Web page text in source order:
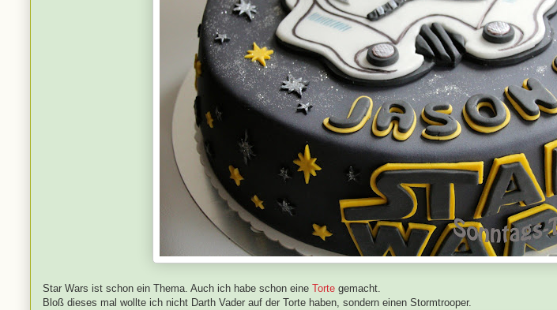
Star Wars ist schon ein Thema. Auch ich habe schon eine Torte gemacht.
Bloß dieses mal wollte ich nicht Darth Vader auf der Torte haben, sondern einen Stormtrooper.